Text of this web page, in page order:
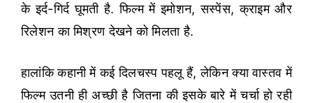
के इर्द-गिर्द घूमती है. फिल्म में इमोशन, सस्पेंस, क्राइम और
रिलेशन का मिश्रण देखने को मिलता है.
हालांकि कहानी में कई दिलचस्प पहलू हैं, लेकिन क्या वास्तव में
फिल्म उतनी ही अच्छी है जितना की इसके बारे में चर्चा हो रही